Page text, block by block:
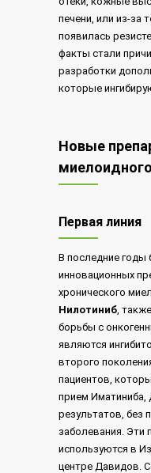
печени, или из-за
появилась
факты стали
разработки
которые
Новые
Первая линия
В последние
инновационных
хронического
Нилотиниб,
борьбы с
являются
второго
пациентов,
прием Иматиниба,
результатов, без
заболевания. Эти
используются в
центре Давидов.